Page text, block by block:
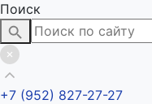
Поиск
+7 (952) 827-27-27